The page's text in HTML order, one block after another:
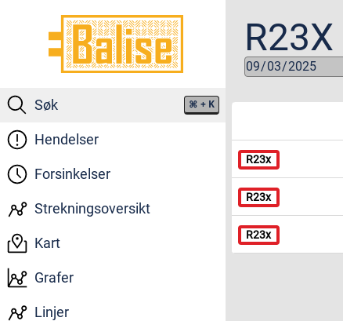
Søk ⌘ + K
Hendelser
Forsinkelser
Strekningsoversikt
Kart
Grafer
Linjer
R23X